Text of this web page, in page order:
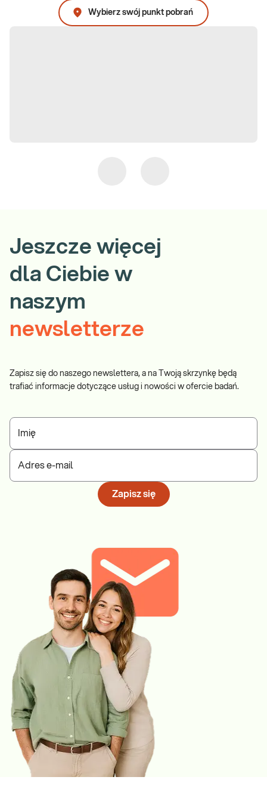
Wybierz swój punkt pobrań
Jeszcze więcej
dla Ciebie w
naszym
newsletterze
Zapisz się do naszego newslettera, a na Twoją skrzynkę będą
trafiać informacje dotyczące usług i nowości w ofercie badań.
Imię
Adres e-mail
Zapisz się